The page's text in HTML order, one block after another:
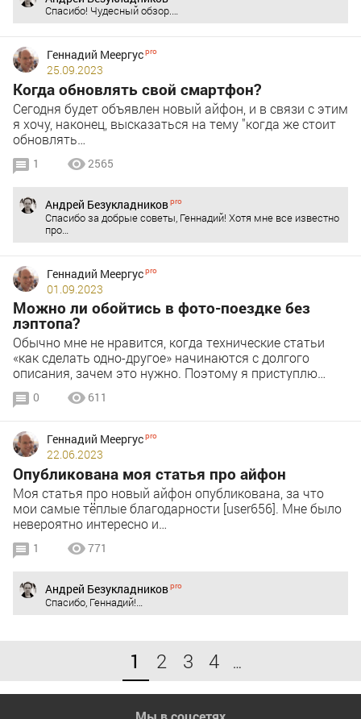
Спасибо! Чудесный обзор.…
Геннадий Меергус
25.09.2023
Когда обновлять свой смартфон?
Сегодня будет объявлен новый айфон, и в связи с этим
я хочу, наконец, высказаться на тему "когда же стоит
обновлять…
1 2565
Андрей Безукладников
Спасибо за добрые советы, Геннадий! Хотя мне все известно
про…
Геннадий Меергус
01.09.2023
Можно ли обойтись в фото-поездке без
лэптопа?
Обычно мне не нравится, когда технические статьи
«как сделать одно-другое» начинаются с долгого
описания, зачем это нужно. Поэтому я приступлю…
0 611
Геннадий Меергус
22.06.2023
Опубликована моя статья про айфон
Моя статья про новый айфон опубликована, за что
мои самые тёплые благодарности [user656]. Мне было
невероятно интересно и…
1 771
Андрей Безукладников
Спасибо, Геннадий!…
1 2 3 4 …